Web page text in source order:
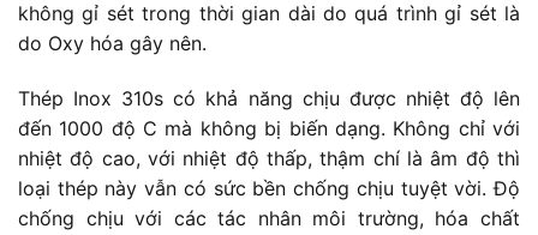
không gỉ sét trong thời gian dài do quá trình gỉ sét là
do Oxy hóa gây nên.
Thép Inox 310s có khả năng chịu được nhiệt độ lên
đến 1000 độ C mà không bị biến dạng. Không chỉ với
nhiệt độ cao, với nhiệt độ thấp, thậm chí là âm độ thì
loại thép này vẫn có sức bền chống chịu tuyệt vời. Độ
chống chịu với các tác nhân môi trường, hóa chất